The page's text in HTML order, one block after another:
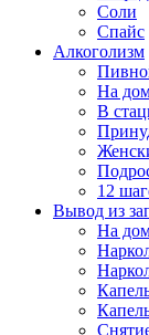
Соли
Спайс
Алкоголизм
На
В
12
Вывод из
На